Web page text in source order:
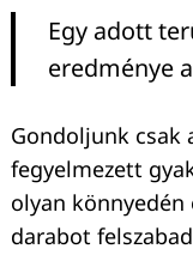
Egy adott
eredménye
Gondoljunk csak
fegyelmezett
olyan könnyedén
darabot